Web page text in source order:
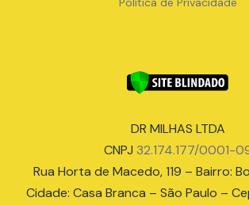
DR MILHAS LTDA
CNPJ 32.174.177/0001-
Rua Horta de Macedo, 119 – Bairro:
Cidade: Casa Branca – São Paulo –